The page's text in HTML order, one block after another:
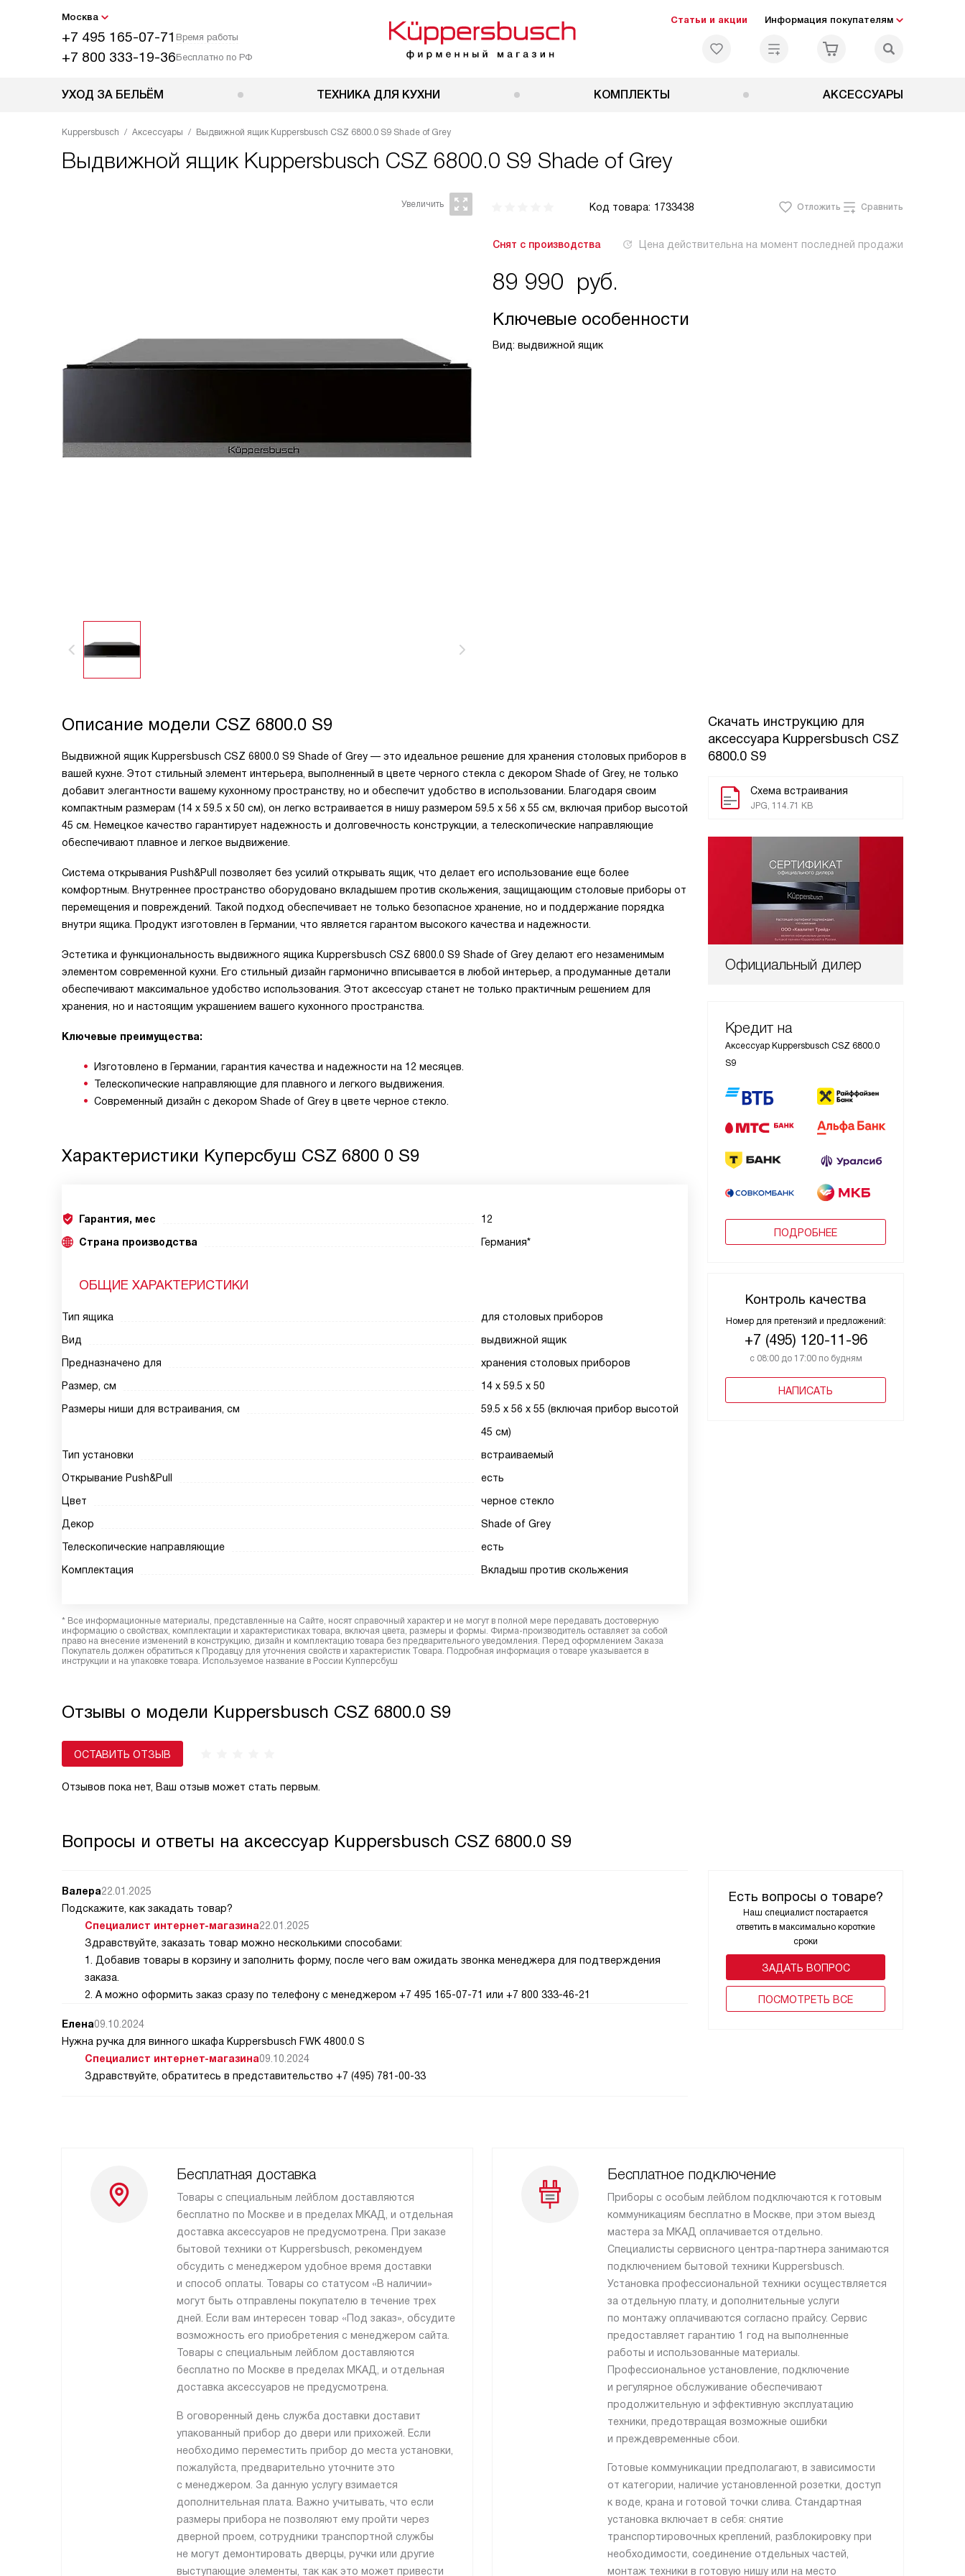
Москва
+7 495 165-07-71 Время работы
+7 800 333-19-36Бесплатно по РФ
Статьи и акции Информация покупателям
УХОД ЗА БЕЛЬЁМ ТЕХНИКА ДЛЯ КУХНИ КОМПЛЕКТЫ АКСЕССУАРЫ
Kuppersbusch Аксессуары Выдвижной ящик Kuppersbusch CSZ 6800.0 S9 Shade of Grey
Выдвижной ящик Kuppersbusch CSZ 6800.0 S9 Shade of Grey
Код товара: 1733438 Отложить Сравнить
Снят с производства Цена действительна на момент последней продажи
89 990 руб.
Ключевые особенности
Вид: выдвижной ящик
Скачать инструкцию для
аксессуара Kuppersbusch CSZ
6800.0 S9
Схема встраивания
JPG, 114.71 KB
Официальный дилер
Кредит на
Аксессуар Kuppersbusch CSZ 6800.0
S9
ПОДРОБНЕЕ
Контроль качества
Номер для претензий и предложений:
+7 (495) 120-11-96
с 08:00 до 17:00 по будням
НАПИСАТЬ
Описание модели CSZ 6800.0 S9
Выдвижной ящик Kuppersbusch CSZ 6800.0 S9 Shade of Grey — это идеальное решение для хранения столовых приборов в
вашей кухне. Этот стильный элемент интерьера, выполненный в цвете черного стекла с декором Shade of Grey, не только
добавит элегантности вашему кухонному пространству, но и обеспечит удобство в использовании. Благодаря своим
компактным размерам (14 x 59.5 x 50 см), он легко встраивается в нишу размером 59.5 x 56 x 55 см, включая прибор высотой
45 см. Немецкое качество гарантирует надежность и долговечность конструкции, а телескопические направляющие
обеспечивают плавное и легкое выдвижение.
Система открывания Push&Pull позволяет без усилий открывать ящик, что делает его использование еще более
комфортным. Внутреннее пространство оборудовано вкладышем против скольжения, защищающим столовые приборы от
перемещения и повреждений. Такой подход обеспечивает не только безопасное хранение, но и поддержание порядка
внутри ящика. Продукт изготовлен в Германии, что является гарантом высокого качества и надежности.
Эстетика и функциональность выдвижного ящика Kuppersbusch CSZ 6800.0 S9 Shade of Grey делают его незаменимым
элементом современной кухни. Его стильный дизайн гармонично вписывается в любой интерьер, а продуманные детали
обеспечивают максимальное удобство использования. Этот аксессуар станет не только практичным решением для
хранения, но и настоящим украшением вашего кухонного пространства.
Ключевые преимущества:
Изготовлено в Германии, гарантия качества и надежности на 12 месяцев.
Телескопические направляющие для плавного и легкого выдвижения.
Современный дизайн с декором Shade of Grey в цвете черное стекло.
Характеристики Куперсбуш CSZ 6800 0 S9
Гарантия, мес
12
Страна производства
Германия*
ОБЩИЕ ХАРАКТЕРИСТИКИ
Тип ящика
для столовых приборов
Вид
выдвижной ящик
Предназначено для
хранения столовых приборов
Размер, см
14 x 59.5 x 50
Размеры ниши для встраивания, см
59.5 x 56 x 55 (включая прибор высотой
45 см)
Тип установки
встраиваемый
Открывание Push&Pull
есть
Цвет
черное стекло
Декор
Shade of Grey
Телескопические направляющие
есть
Комплектация
Вкладыш против скольжения
* Все информационные материалы, представленные на Сайте, носят справочный характер и не могут в полной мере передавать достоверную
информацию о свойствах, комплектации и характеристиках товара, включая цвета, размеры и формы. Фирма-производитель оставляет за собой
право на внесение изменений в конструкцию, дизайн и комплектацию товара без предварительного уведомления. Перед оформлением Заказа
Покупатель должен обратиться к Продавцу для уточнения свойств и характеристик Товара. Подробная информация о товаре указывается в
инструкции и на упаковке товара. Используемое название в России Купперсбуш
Отзывы о модели Kuppersbusch CSZ 6800.0 S9
ОСТАВИТЬ ОТЗЫВ
Отзывов пока нет, Ваш отзыв может стать первым.
Вопросы и ответы на аксессуар Kuppersbusch CSZ 6800.0 S9
Есть вопросы о товаре?
Наш специалист постарается
ответить в максимально короткие
сроки
ЗАДАТЬ ВОПРОС
ПОCМОТРЕТЬ ВСЕ
Валера22.01.2025
Подскажите, как закадать товар?
Специалист интернет-магазина22.01.2025
Здравствуйте, заказать товар можно несколькими способами:
1. Добавив товары в корзину и заполнить форму, после чего вам ожидать звонка менеджера для подтверждения
заказа.
2. А можно оформить заказ сразу по телефону с менеджером +7 495 165-07-71 или +7 800 333-46-21
Елена09.10.2024
Нужна ручка для винного шкафа Kuppersbusch FWK 4800.0 S
Специалист интернет-магазина09.10.2024
Здравствуйте, обратитесь в представительство +7 (495) 781-00-33
Бесплатная доставка
Товары с специальным лейблом доставляются
бесплатно по Москве и в пределах МКАД, и отдельная
доставка аксессуаров не предусмотрена. При заказе
бытовой техники от Kuppersbusch, рекомендуем
обсудить с менеджером удобное время доставки
и способ оплаты. Товары со статусом «В наличии»
могут быть отправлены покупателю в течение трех
дней. Если вам интересен товар «Под заказ», обсудите
возможность его приобретения с менеджером сайта.
Товары с специальным лейблом доставляются
бесплатно по Москве в пределах МКАД, и отдельная
доставка аксессуаров не предусмотрена.
В оговоренный день служба доставки доставит
упакованный прибор до двери или прихожей. Если
необходимо переместить прибор до места установки,
пожалуйста, предварительно уточните это
с менеджером. За данную услугу взимается
дополнительная плата. Важно учитывать, что если
размеры прибора не позволяют ему пройти через
дверной проем, сотрудники транспортной службы
не могут демонтировать дверцы, ручки или другие
выступающие элементы, так как это может привести
Бесплатное подключение
Приборы с особым лейблом подключаются к готовым
коммуникациям бесплатно в Москве, при этом выезд
мастера за МКАД оплачивается отдельно.
Специалисты сервисного центра-партнера занимаются
подключением бытовой техники Kuppersbusch.
Установка профессиональной техники осуществляется
за отдельную плату, и дополнительные услуги
по монтажу оплачиваются согласно прайсу. Сервис
предоставляет гарантию 1 год на выполненные
работы и использованные материалы.
Профессиональное установление, подключение
и регулярное обслуживание обеспечивают
продолжительную и эффективную эксплуатацию
техники, предотвращая возможные ошибки
и преждевременные сбои.
Готовые коммуникации предполагают, в зависимости
от категории, наличие установленной розетки, доступ
к воде, крана и готовой точки слива. Стандартная
установка включает в себя: снятие
транспортировочных креплений, разблокировку при
необходимости, соединение отдельных частей,
монтаж техники в готовую нишу или на место